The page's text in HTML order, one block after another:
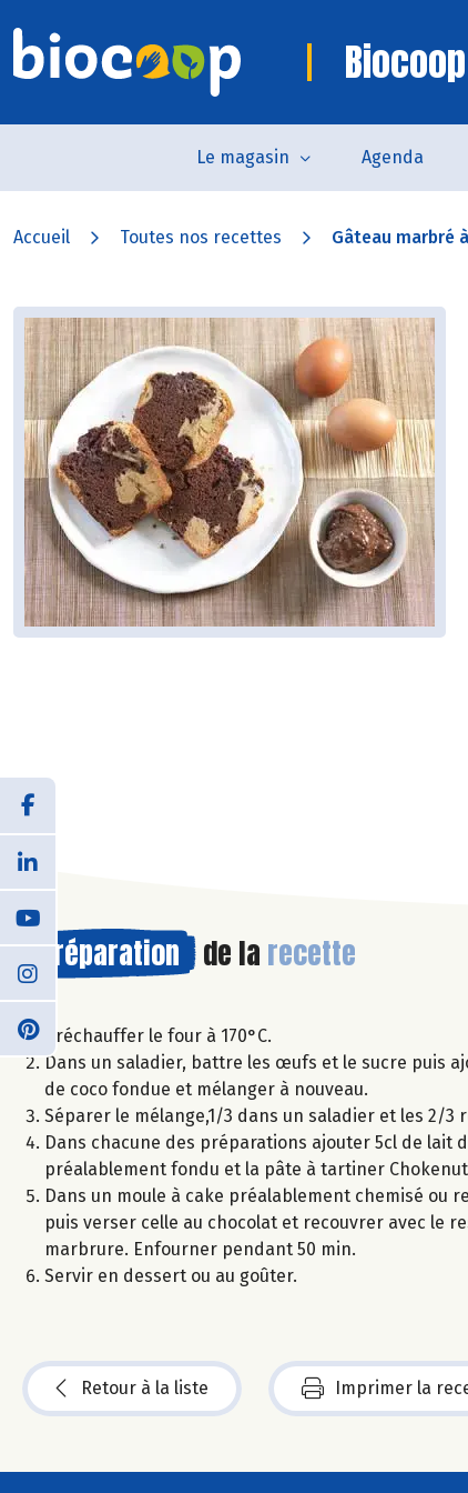
Le magasin Agenda
Accueil Toutes nos recettes Gâteau marbré
Préparation de la recette
Préchauffer le four à 170°C.
Dans un saladier, battre les œufs et le sucre puis
de coco fondue et mélanger à nouveau.
Séparer le mélange,1/3 dans un saladier et les 2/3
Dans chacune des préparations ajouter 5cl de lait
préalablement fondu et la pâte à tartiner
Dans un moule à cake préalablement chemisé ou
puis verser celle au chocolat et recouvrer avec le
marbrure. Enfourner pendant 50 min.
Servir en dessert ou au goûter.
Retour à la liste Imprimer la